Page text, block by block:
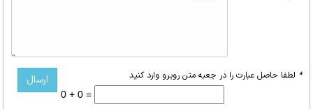
* لطفا حاصل عبارت را در جعبه متن روبرو وارد کنید
0 + 0 =